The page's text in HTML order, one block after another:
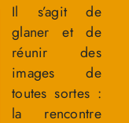
Il s’agit de
glaner et de
réunir des
images de
toutes sortes :
la rencontre